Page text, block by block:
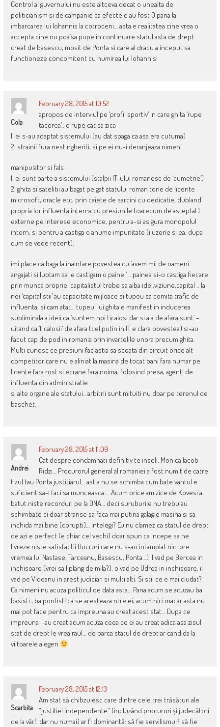
Control al guvernului nu este altceva decat o unealta de
politicianism si de campanie ca efectele au fost 0 pana la
imbarcarea lui Iohannis la cotroceni… asta e realitatea cine vrea o
accepta cine nu poa`sa pupe in continuare statul asta de drept
creat de basescu, mosit de Ponta si care al dracu a inceput sa
functioneze concomitent cu numirea lui Iohannis!
Cola
February 28, 2015 at 10:52
apropos de interviul pe ‘profil sportiv’ in care ghita ‘rupe
tacerea’.. o rupe cat sa zica
1. ei s-au adaptat sistemului (au dat spaga ca asa era cutuma)
2. strainii fura nestingheriti, si pe ei nu-i deranjeaza nimeni ..
manipulator si fals
1. ei sunt parte a sistemului (stalpii IT-ului romanesc de ‘cumetrie’)
2. ghita si satelitii au bagat pe gat statului roman tone de licente
microsoft, oracle etc, prin caiete de sarcini cu dedicatie, dubland
propria lor influenta interna cu presiunile (oarecum de asteptat)
externe pe interese economice, pentru a-si asigura monopolul
intern, si pentru a castiga o anume impunitate (iluzorie si ea, dupa
cum se vede recent).
imi place ca baga la inaintare povestea cu ‘avem mii de oameni
angajati si luptam sa le castigam o paine ‘ .. painea si-o castiga fiecare
prin munca proprie, capitalistul trebe sa aiba idei,viziune,capital .. la
noi ‘capitalistii’ au capacitate,mijloace si tupeu sa comita trafic de
influenta, si cam atat… tupeul lui ghita e manifest in inducerea
subliminala a ideii ca ‘suntem noi ticalosi dar si aia de afara sunt’ –
uitand ca ‘ticalosii’ de afara (cel putin in IT e clara povestea) si-au
facut cap de pod in romania prin invartelile unora precum ghita.
Multi cunosc ce presiuni fac astia sa scoata din circuit orice alt
competitor care nu e aliniat la masina de tocat bani fara numar pe
licente fara rost si ecrane fara noima, folosind presa, agenti de
influenta din administratie
si alte organe ale statului.. arbitrii sunt mituiti nu doar pe terenul de
baschet.
Andrei
February 28, 2015 at 11:09
Cat despre condamnati definitiv te inseli: Monica Iacob
Ridzi… Procurorul general al romaniei a fost numit de catre
tizul tau Ponta justitiarul… astia nu se schimba cum bate vantul e
suficient sa-i faci sa munceasca … Acum orice am zice de Kovesi a
batut niste recorduri pe la DNA… deci suruburile nu trebuiau
schimbate ci doar stranse sa faca mai putina galagie masina si sa
inchida mai bine (corupti)… Intelegi? Eu nu clamez ca statul de drept
de azi e perfect (e chiar cel vechi) doar spun ca incepe sa ne
livreze niste satisfactii (lucruri care nu s-au intamplat nici pre
vremea lui Nastase, Tarceanu, Basescu, Ponta…) Il vad pe Bercea in
inchisoare (vrei sa l plang de mila?), o vad pe Udrea in inchisoare, il
vad pe Videanu in arest judiciar, si multi alti. Si stii ce e mai ciudat?
Ca nimeni nu acuza politicul de data asta… Pana acum se acuzau ba
basisti , ba pontisti ca se aresteaza ntre ei, acum nici macar asta nu
mai pot face pentru ca impreuna au creat acest stat… Dupa ce
impreuna l-au creat acum acuza ceea ce ei au creat adica asa zisul
stat de drept le vrea raul… de parca statul de drept ar candida la
viitoarele alegeri
Scarbita
February 28, 2015 at 12:13
Am stat să chibzuiesc care dintre cele trei trăsături ale
“justiţiei independente” (incluzând procurori şi judecători
de la vârf, dar nu numai) ar fi dominantă: să fie servilismul? să fie